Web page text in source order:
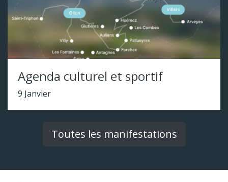
Agenda culturel et sportif
9 Janvier
Toutes les manifestations